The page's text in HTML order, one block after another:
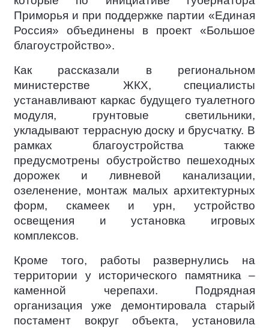
Приморья и при поддержке партии «Единая
Россия» объединены в проект «Большое
благоустройство».
Как рассказали в региональном
министерстве ЖКХ, специалисты
устанавливают каркас будущего туалетного
модуля, грунтовые светильники,
укладывают террасную доску и брусчатку. В
рамках благоустройства также
предусмотрены обустройство пешеходных
дорожек и ливневой канализации,
озеленение, монтаж малых архитектурных
форм, скамеек и урн, устройство
освещения и установка игровых
комплексов.
Кроме того, работы развернулись на
территории у исторического памятника –
каменной черепахи. Подрядная
организация уже демонтировала старый
постамент вокруг объекта, установила